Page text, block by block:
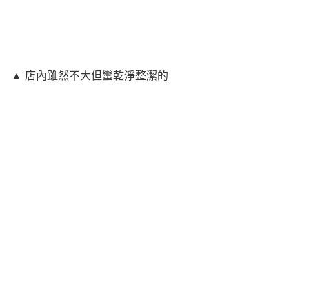
▲ 店內雖然不大但蠻乾淨整潔的